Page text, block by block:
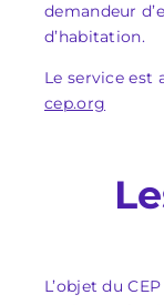
demandeur
d’habitation.
Le service est
cep.org
L’objet du